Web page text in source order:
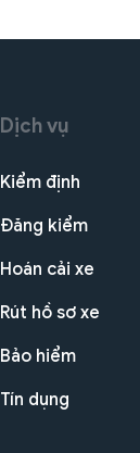
Dịch vụ
Kiểm định
Đăng kiểm
Hoán cải xe
Rút hồ sơ xe
Bảo hiểm
Tín dụng